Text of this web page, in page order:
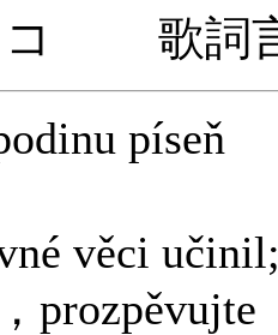
歌詞言
píseň
věci
prozpěvujte